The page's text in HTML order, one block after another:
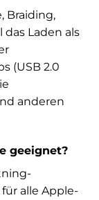
Braiding,
Laden als
(USB 2.0
anderen
geeignet?
alle Apple-